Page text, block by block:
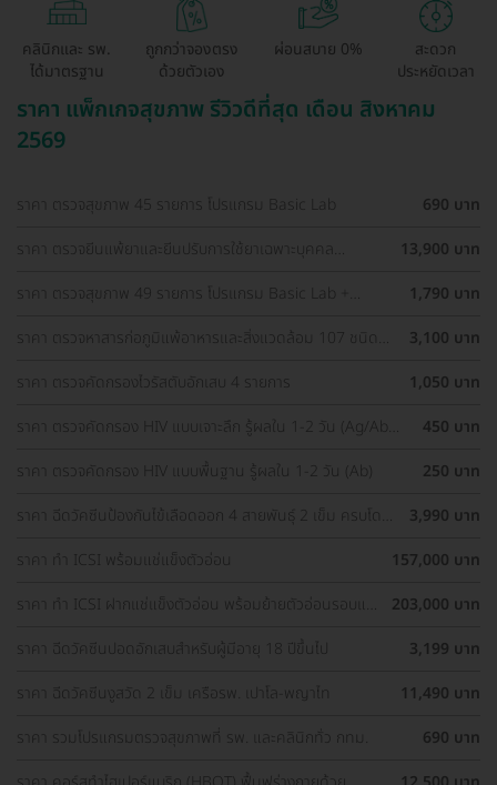
คลินิกและ รพ.
ได้มาตรฐาน
ถูกกว่าจองตรง
ด้วยตัวเอง
ผ่อนสบาย 0%
สะดวก
ประหยัดเวลา
ราคา แพ็กเกจสุขภาพ รีวิวดีที่สุด เดือน สิงหาคม
2569
ราคา ตรวจสุขภาพ 45 รายการ โปรแกรม Basic Lab
690 บาท
ราคา ตรวจยีนแพ้ยาและยีนปรับการใช้ยาเฉพาะบุคคล
13,900 บาท
ราคา ตรวจสุขภาพ 49 รายการ โปรแกรม Basic Lab +
1,790 บาท
ราคา ตรวจหาสารก่อภูมิแพ้อาหารและสิ่งแวดล้อม 107 ชนิด
3,100 บาท
ราคา ตรวจคัดกรองไวรัสตับอักเสบ 4 รายการ
1,050 บาท
ราคา ตรวจคัดกรอง HIV แบบเจาะลึก รู้ผลใน 1-2 วัน (Ag/Ab
450 บาท
ราคา ตรวจคัดกรอง HIV แบบพื้นฐาน รู้ผลใน 1-2 วัน (Ab)
250 บาท
ราคา ฉีดวัคซีนป้องกันไข้เลือดออก 4 สายพันธุ์ 2 เข็ม ครบโดส
3,990 บาท
ราคา ทำ ICSI พร้อมแช่แข็งตัวอ่อน
157,000 บาท
ราคา ทำ ICSI ฝากแช่แข็งตัวอ่อน พร้อมย้ายตัวอ่อนรอบแช่
203,000 บาท
ราคา ฉีดวัคซีนปอดอักเสบสำหรับผู้มีอายุ 18 ปีขึ้นไป
3,199 บาท
ราคา ฉีดวัคซีนงูสวัด 2 เข็ม เครือรพ. เปาโล-พญาไท
11,490 บาท
ราคา รวมโปรแกรมตรวจสุขภาพที่ รพ. และคลินิกทั่ว กทม.
690 บาท